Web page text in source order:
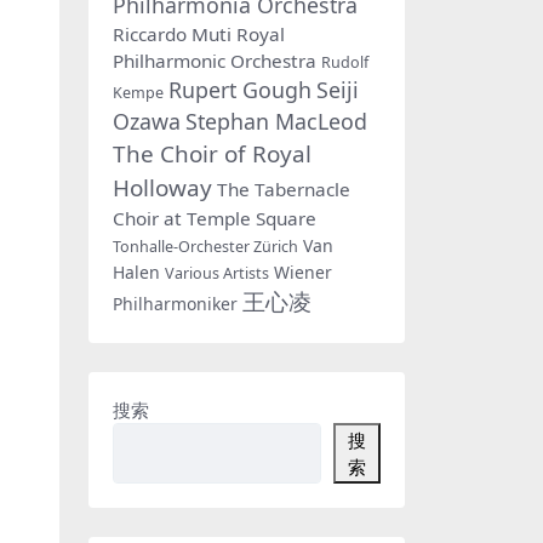
Riccardo Muti Royal
Philharmonic Orchestra Rudolf
Kempe Rupert Gough Seiji
Ozawa Stephan MacLeod
The Choir of Royal
Holloway The Tabernacle
Choir at Temple Square
Tonhalle-Orchester Zürich Van
Halen Various Artists Wiener
Philharmoniker 王心凌
搜索
搜
索